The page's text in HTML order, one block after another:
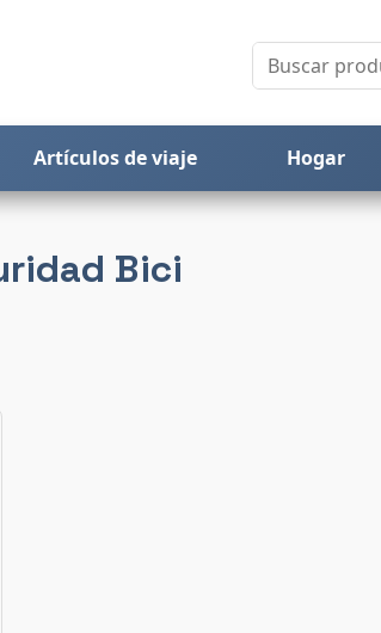
Artículos de viaje Hogar
Bici